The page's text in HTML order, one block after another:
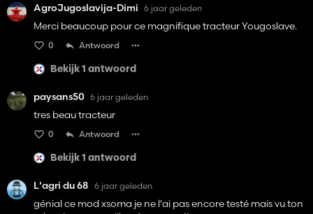
AgroJugoslavija-Dimi 6 jaar geleden
Merci beaucoup pour ce magnifique tracteur Yougoslave.
0 Antwoord
Bekijk 1 antwoord
paysans50 6 jaar geleden
tres beau tracteur
0 Antwoord
Bekijk 1 antwoord
L'agri du 68 6 jaar geleden
génial ce mod xsoma je ne l'ai pas encore testé mais vu ton